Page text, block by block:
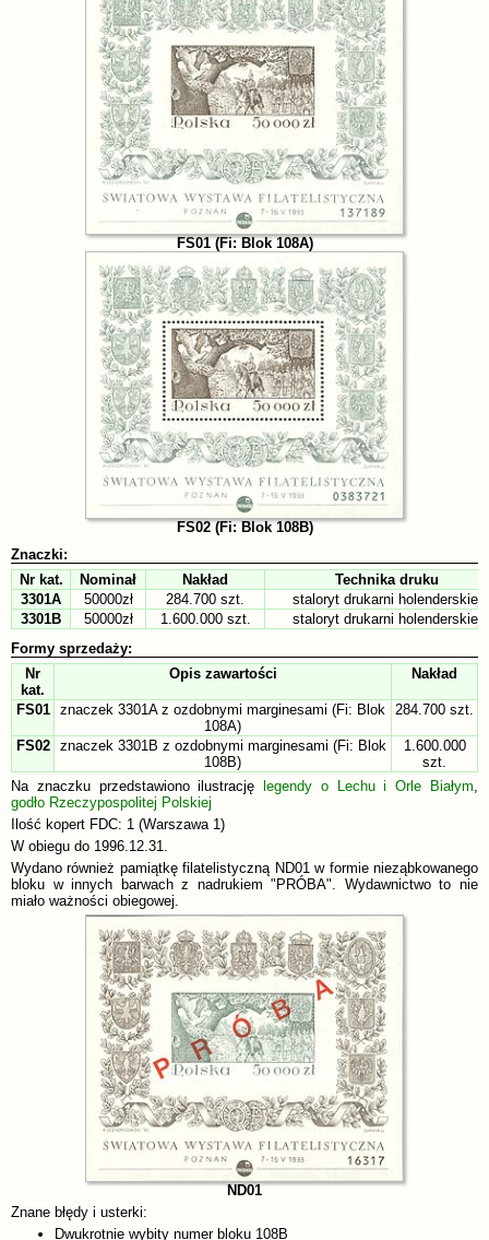
FS01 (Fi: Blok 108A)
FS02 (Fi: Blok 108B)
Znaczki:
Nr kat.
Nominał Nakład
Technika druku
3301A
50000zł 284.700 szt.
staloryt drukarni holenderskiej
3301B
50000zł 1.600.000 szt.
staloryt drukarni holenderskiej
Formy sprzedaży:
Nr
kat.
Opis zawartości Nakład
FS01
znaczek 3301A z ozdobnymi marginesami (Fi: Blok
108A)
284.700 szt.
FS02
znaczek 3301B z ozdobnymi marginesami (Fi: Blok
108B)
1.600.000
szt.
Na znaczku przedstawiono ilustrację
legendy o Lechu i Orle Białym,
godło Rzeczypospolitej Polskiej
Ilość kopert FDC: 1 (Warszawa 1)
W obiegu do 1996.12.31.
Wydano również pamiątkę filatelistyczną ND01 w formie nieząbkowanego
bloku w innych barwach z nadrukiem "PRÓBA". Wydawnictwo to nie
miało ważności obiegowej.
ND01
Znane błędy i usterki:
Dwukrotnie wybity numer bloku 108B